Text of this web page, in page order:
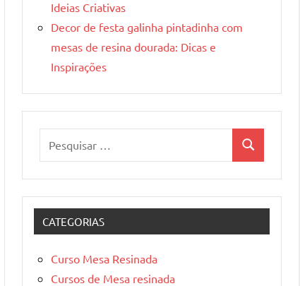
Ideias Criativas
Decor de festa galinha pintadinha com
mesas de resina dourada: Dicas e
Inspirações
Pesquisa
CATEGORIAS
Curso Mesa Resinada
Cursos de Mesa resinada